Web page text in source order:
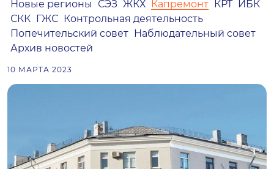
Новые регионы
СЭЗ ЖКХ Капремонт КРТ ИБК
СКК ГЖС Контрольная деятельность
Попечительский совет Наблюдательный совет
Архив новостей
10 МАРТА 2023